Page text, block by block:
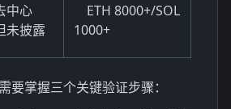
中心
未披露
ETH 8000+/SOL
1000+
要掌握三个关键验证步骤：